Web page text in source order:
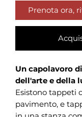
Prenota ora,
Un capolavoro
dell'arte e della
Esistono tappeti
pavimento, e